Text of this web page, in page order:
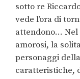
sotto re
vede l’ora di
attendono…
amorosi, la
personaggi
caratteristiche,